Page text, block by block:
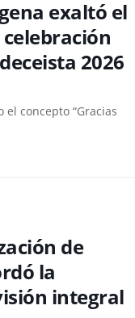
exaltó el
2026
el concepto “Gracias
de
la
integral